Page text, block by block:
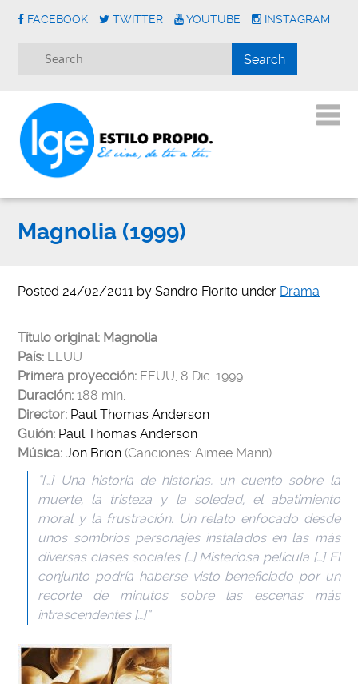
FACEBOOK TWITTER YOUTUBE INSTAGRAM
Magnolia (1999)
Posted24/02/2011 bySandro Fiorito under Drama
Título original: Magnolia
País: EEUU
Primera proyección: EEUU, 8 Dic. 1999
Duración:188 min.
Director: Paul Thomas Anderson
Guión: Paul Thomas Anderson
Música:Jon Brion (Canciones: Aimee Mann)
“[…] Una historia de historias, un cuento sobre la
muerte, la tristeza y la soledad, el abatimiento
moral y la frustración. Un relato enfocado desde
unos sombríos personajes instalados en las más
diversas clases sociales […] Misteriosa película […] El
conjunto podría haberse visto beneficiado por un
recorte de minutos sobre las escenas más
intrascendentes […]”